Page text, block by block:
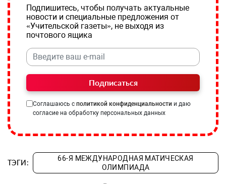
Подпишитесь, чтобы получать актуальные
новости и специальные предложения от
«Учительской газеты», не выходя из
почтового ящика
Подписаться
Соглашаюсь с политикой конфиденциальности и даю
согласие на обработку персональных данных
ТЭГИ:
66-Я МЕЖДУНАРОДНАЯ МАТИЧЕСКАЯ
ОЛИМПИАДА